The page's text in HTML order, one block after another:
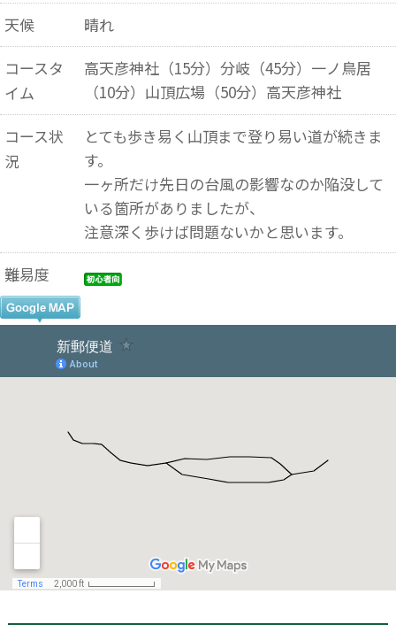
天候
晴れ
コースタ
イム
高天彦神社（15分）分岐（45分）一ノ鳥居
（10分）山頂広場（50分）高天彦神社
コース状
況
とても歩き易く山頂まで登り易い道が続きま
す。
一ヶ所だけ先日の台風の影響なのか陥没して
いる箇所がありましたが、
注意深く歩けば問題ないかと思います。
難易度